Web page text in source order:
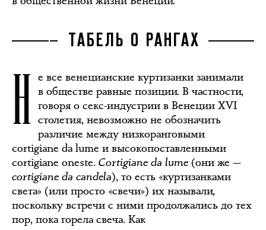
ТАБЕЛЬ О РАНГАХ
Н е все венецианские куртизанки занимали
в обществе равные позиции. В частности,
говоря о секс-индустрии в Венеции XVI
столетия, невозможно не обозначить
различие между низкоранговыми
cortigiane da lume и высокопоставленными
cortigiane oneste. Cortigiane da lume (они же —
cortigiane da candela), то есть «куртизанками
света» (или просто «свечи») их называли,
поскольку встречи с ними продолжались до тех
пор, пока горела свеча. Как